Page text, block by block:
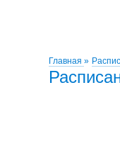
Главная »